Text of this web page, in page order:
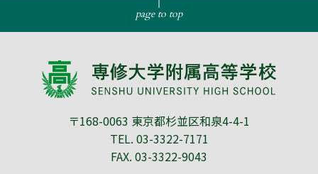
page to top
〒168-0063 東京都杉並区和泉4-4-1
TEL. 03-3322-7171
FAX. 03-3322-9043